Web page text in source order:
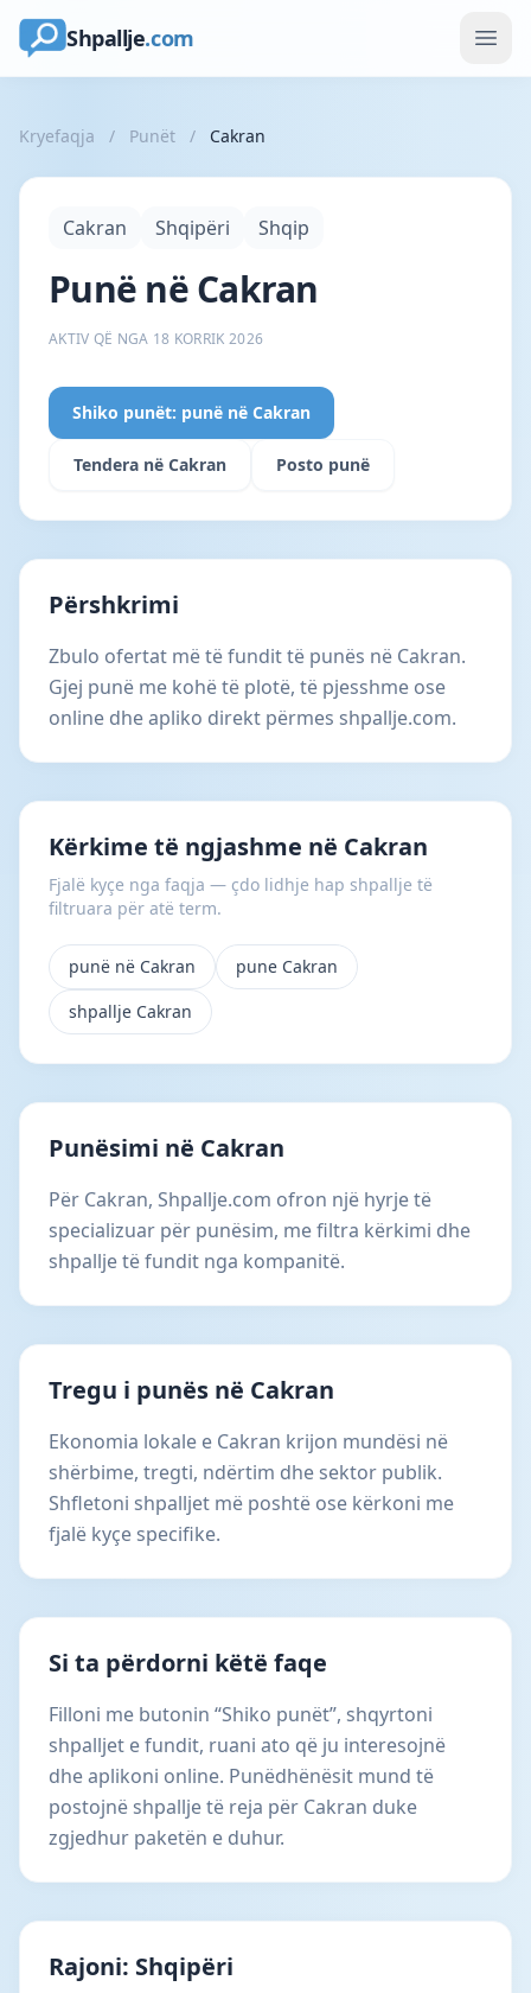
Shpallje.com
Kryefaqja / Punët / Cakran
Cakran Shqipëri Shqip
Punë në Cakran
AKTIV QË NGA 18 KORRIK 2026
Shiko punët: punë në Cakran
Tendera në Cakran Posto punë
Përshkrimi
Zbulo ofertat më të fundit të punës në Cakran.
Gjej punë me kohë të plotë, të pjesshme ose
online dhe apliko direkt përmes shpallje.com.
Kërkime të ngjashme në Cakran
Fjalë kyçe nga faqja — çdo lidhje hap shpallje të
filtruara për atë term.
punë në Cakran
pune Cakran
shpallje Cakran
Punësimi në Cakran
Për Cakran, Shpallje.com ofron një hyrje të
specializuar për punësim, me filtra kërkimi dhe
shpallje të fundit nga kompanitë.
Tregu i punës në Cakran
Ekonomia lokale e Cakran krijon mundësi në
shërbime, tregti, ndërtim dhe sektor publik.
Shfletoni shpalljet më poshtë ose kërkoni me
fjalë kyçe specifike.
Si ta përdorni këtë faqe
Filloni me butonin “Shiko punët”, shqyrtoni
shpalljet e fundit, ruani ato që ju interesojnë
dhe aplikoni online. Punëdhënësit mund të
postojnë shpallje të reja për Cakran duke
zgjedhur paketën e duhur.
Rajoni: Shqipëri